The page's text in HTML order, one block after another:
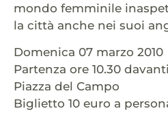
mondo femminile
la città anche nei suoi
Domenica 07 marzo 2010
Partenza ore 10.30
Piazza del Campo
Biglietto 10 euro a